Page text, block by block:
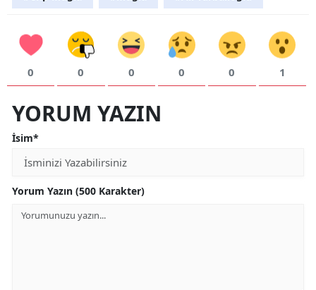
0 0 0 0 0 1
YORUM YAZIN
İsim*
Yorum Yazın (500 Karakter)